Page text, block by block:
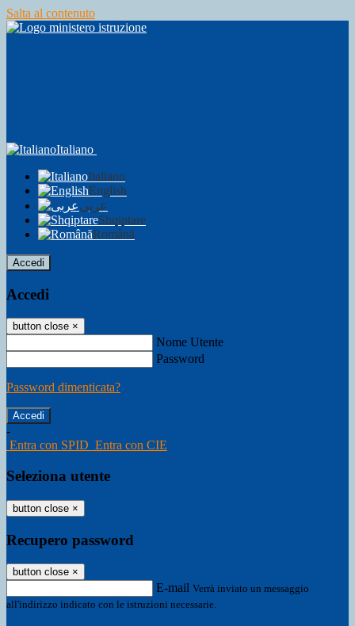
Salta al contenuto
Italiano
Italiano
English
عربى
Shqiptare
Română
Accedi
Accedi
button close ×
Nome Utente
Password
Password dimenticata?
-
Entra con SPID Entra con CIE
Seleziona utente
button close ×
Recupero password
button close ×
E-mail Verrà inviato un messaggio
all'indirizzo indicato con le istruzioni necessarie.